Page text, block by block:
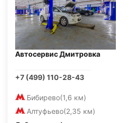
Автосервис Дмитровка
+7 (499) 110-28-43
Бибирево(1,6 км)
Алтуфьево(2,35 км)